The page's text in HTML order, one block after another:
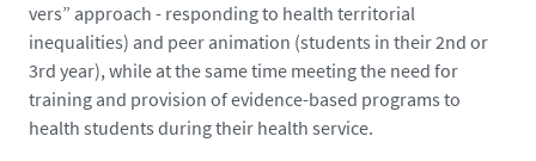
vers” approach - responding to health territorial
inequalities) and peer animation (students in their 2nd or
3rd year), while at the same time meeting the need for
training and provision of evidence-based programs to
health students during their health service.